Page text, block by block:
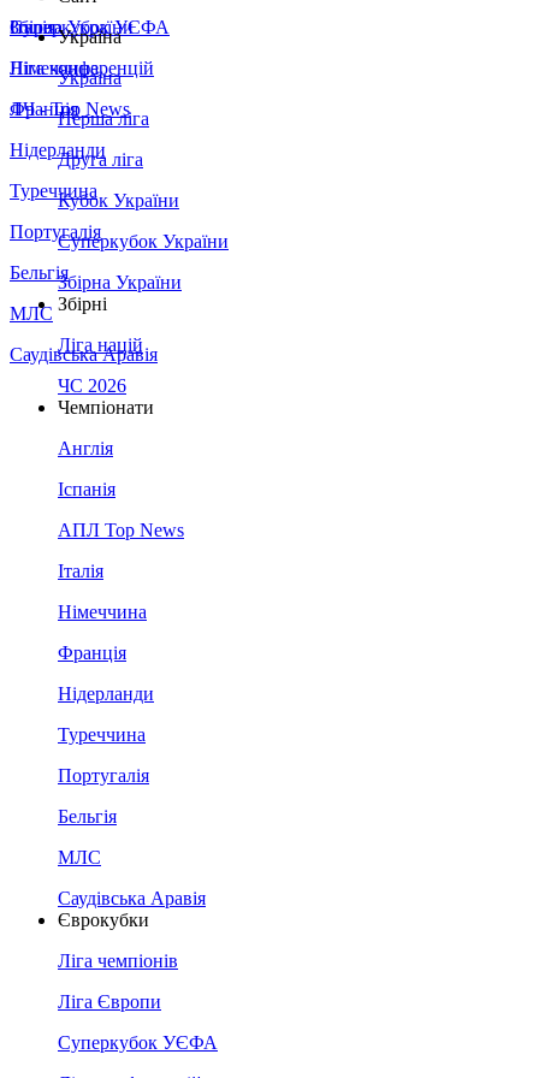
Збірна України
Італія
Німеччина
Франція
Нідерланди
Туреччина
Португалія
Бельгія
МЛС
Саудівська Аравія
Суперкубок УЄФА
Ліга конференцій
ЛЧ - Top News
Україна
Україна
Перша ліга
Друга ліга
Кубок України
Суперкубок України
Збірна України
Збірні
Ліга націй
ЧС 2026
Чемпіонати
Англія
Іспанія
АПЛ Top News
Італія
Німеччина
Франція
Нідерланди
Туреччина
Португалія
Бельгія
МЛС
Саудівська Аравія
Єврокубки
Ліга чемпіонів
Ліга Європи
Суперкубок УЄФА